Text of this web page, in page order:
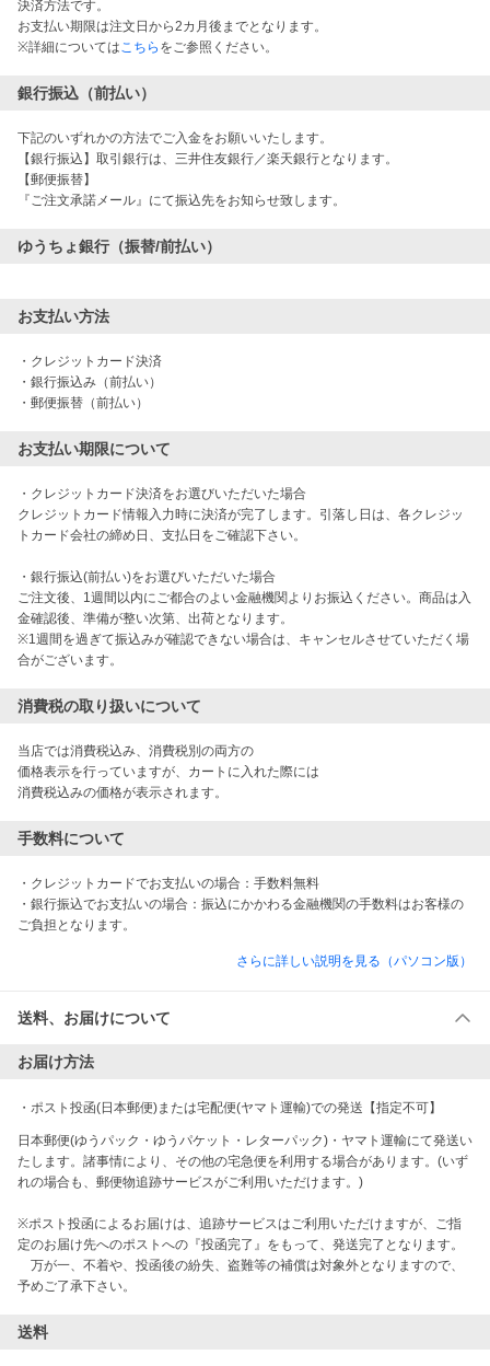
決済方法です。
お支払い期限は注文日から2カ月後までとなります。
※詳細については こちら をご参照ください。
銀行振込（前払い）
下記のいずれかの方法でご入金をお願いいたします。
【銀行振込】取引銀行は、三井住友銀行／楽天銀行となります。
【郵便振替】
『ご注文承諾メール』にて振込先をお知らせ致します。
ゆうちょ銀行（振替/前払い）
お支払い方法
・クレジットカード決済
・銀行振込み（前払い）
・郵便振替（前払い）
お支払い期限について
・クレジットカード決済をお選びいただいた場合
クレジットカード情報入力時に決済が完了します。引落し日は、各クレジッ
トカード会社の締め日、支払日をご確認下さい。
・銀行振込(前払い)をお選びいただいた場合
ご注文後、1週間以内にご都合のよい金融機関よりお振込ください。商品は入
金確認後、準備が整い次第、出荷となります。
※1週間を過ぎて振込みが確認できない場合は、キャンセルさせていただく場
合がございます。
消費税の取り扱いについて
当店では消費税込み、消費税別の両方の
価格表示を行っていますが、カートに入れた際には
消費税込みの価格が表示されます。
手数料について
・クレジットカードでお支払いの場合：手数料無料
・銀行振込でお支払いの場合：振込にかかわる金融機関の手数料はお客様の
ご負担となります。
さらに詳しい説明を見る（パソコン版）
送料、お届けについて
お届け方法
・ ポスト投函(日本郵便)または宅配便(ヤマト運輸)での発送【指定不可】
日本郵便(ゆうパック・ゆうパケット・レターパック)・ヤマト運輸にて発送い
たします。諸事情により、その他の宅急便を利用する場合があります。(いず
れの場合も、郵便物追跡サービスがご利用いただけます。)
※ポスト投函によるお届けは、追跡サービスはご利用いただけますが、ご指
定のお届け先へのポストへの『投函完了』をもって、発送完了となります。
万が一、不着や、投函後の紛失、盗難等の補償は対象外となりますので、
予めご了承下さい。
送料